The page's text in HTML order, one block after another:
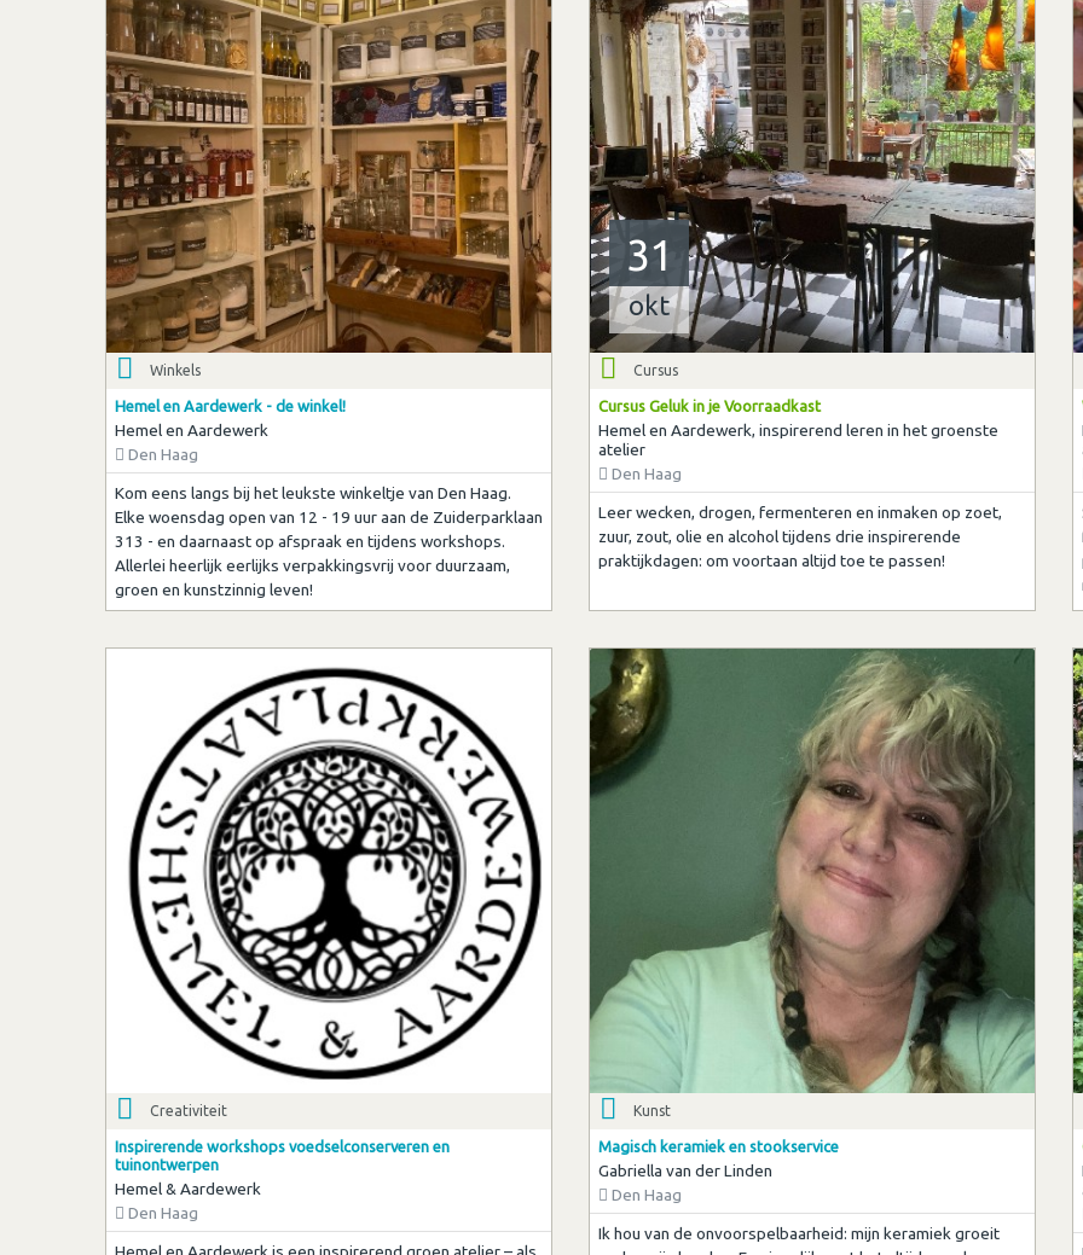
Winkels
Hemel en Aardewerk - de winkel!
Hemel en Aardewerk
Den Haag
Kom eens langs bij het leukste winkeltje van Den Haag.
Elke woensdag open van 12 - 19 uur aan de Zuiderparklaan
313 - en daarnaast op afspraak en tijdens workshops.
Allerlei heerlijk eerlijks verpakkingsvrij voor duurzaam,
groen en kunstzinnig leven!
31
okt
Cursus
Cursus Geluk in je Voorraadkast
Hemel en Aardewerk, inspirerend leren in het groenste
atelier
Den Haag
Leer wecken, drogen, fermenteren en inmaken op zoet,
zuur, zout, olie en alcohol tijdens drie inspirerende
praktijkdagen: om voortaan altijd toe te passen!
Creativiteit
Inspirerende workshops voedselconserveren en
tuinontwerpen
Hemel & Aardewerk
Den Haag
Kunst
Magisch keramiek en stookservice
Gabriella van der Linden
Den Haag
Ik hou van de onvoorspelbaarheid: mijn keramiek groeit